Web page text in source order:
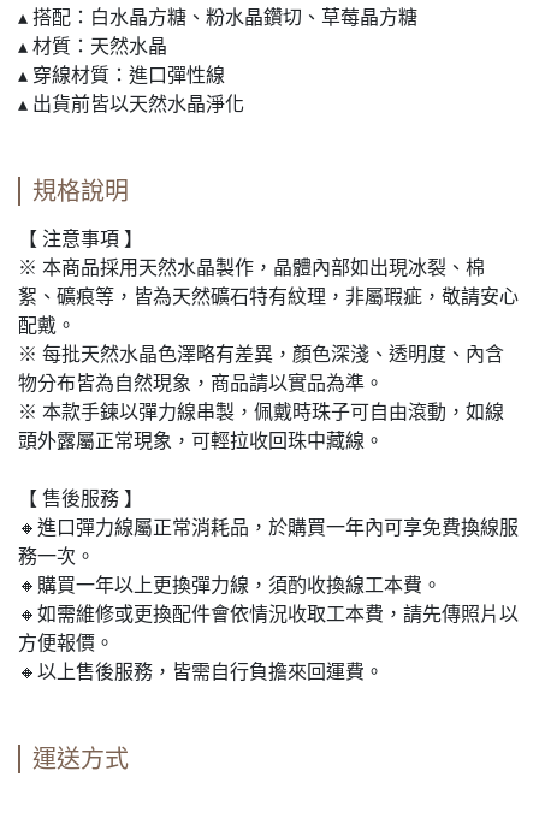
▴ 搭配：白水晶方糖、粉水晶鑽切、草莓晶方糖
▴ 材質：天然水晶
▴ 穿線材質：進口彈性線
▴ 出貨前皆以天然水晶淨化
規格說明
【 注意事項 】
※ 本商品採用天然水晶製作，晶體內部如出現冰裂、棉
絮、礦痕等，皆為天然礦石特有紋理，非屬瑕疵，敬請安心
配戴。
※ 每批天然水晶色澤略有差異，顏色深淺、透明度、內含
物分布皆為自然現象，商品請以實品為準。
※ 本款手鍊以彈力線串製，佩戴時珠子可自由滾動，如線
頭外露屬正常現象，可輕拉收回珠中藏線。
【 售後服務 】
🔸進口彈力線屬正常消耗品，於購買一年內可享免費換線服
務一次。
🔸購買一年以上更換彈力線，須酌收換線工本費。
🔸如需維修或更換配件會依情況收取工本費，請先傳照片以
方便報價。
🔸以上售後服務，皆需自行負擔來回運費。
運送方式